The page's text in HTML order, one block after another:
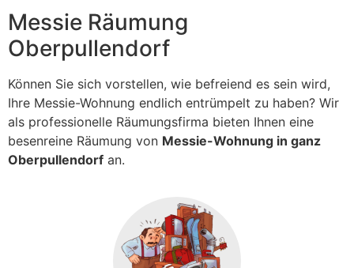
Messie Räumung
Oberpullendorf
Können Sie sich vorstellen, wie befreiend es sein wird,
Ihre Messie-Wohnung endlich entrümpelt zu haben? Wir
als professionelle Räumungsfirma bieten Ihnen eine
besenreine Räumung von Messie-Wohnung in ganz
Oberpullendorf an.